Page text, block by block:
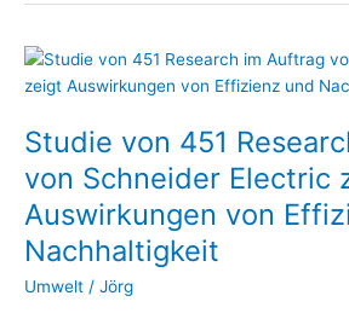
Studie von 451
von Schneider Electric
Auswirkungen von
Nachhaltigkeit
Umwelt / Jörg
Studie
von
Research
Auftrag
von
Schneider
zeigt